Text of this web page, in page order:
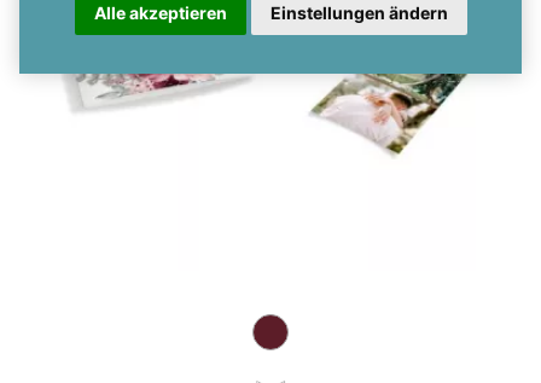
Alle akzeptieren Einstellungen ändern